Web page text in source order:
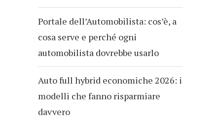
Portale dell’Automobilista: cos’è, a
cosa serve e perché ogni
automobilista dovrebbe usarlo
Auto full hybrid economiche 2026: i
modelli che fanno risparmiare
davvero